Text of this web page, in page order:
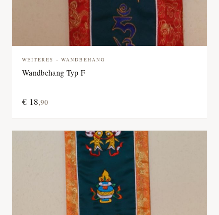
WEITERES - WANDBEHANG
Wandbehang Typ F
€ 18,90